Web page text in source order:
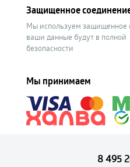
Защищенное
Мы используем защищенное
ваши данные будут в полной
безопасности
Мы принимаем
8 495